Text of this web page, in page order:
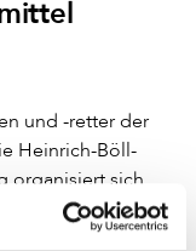
und -retter der
Heinrich-Böll-
organisiert sich
und holt in
oder